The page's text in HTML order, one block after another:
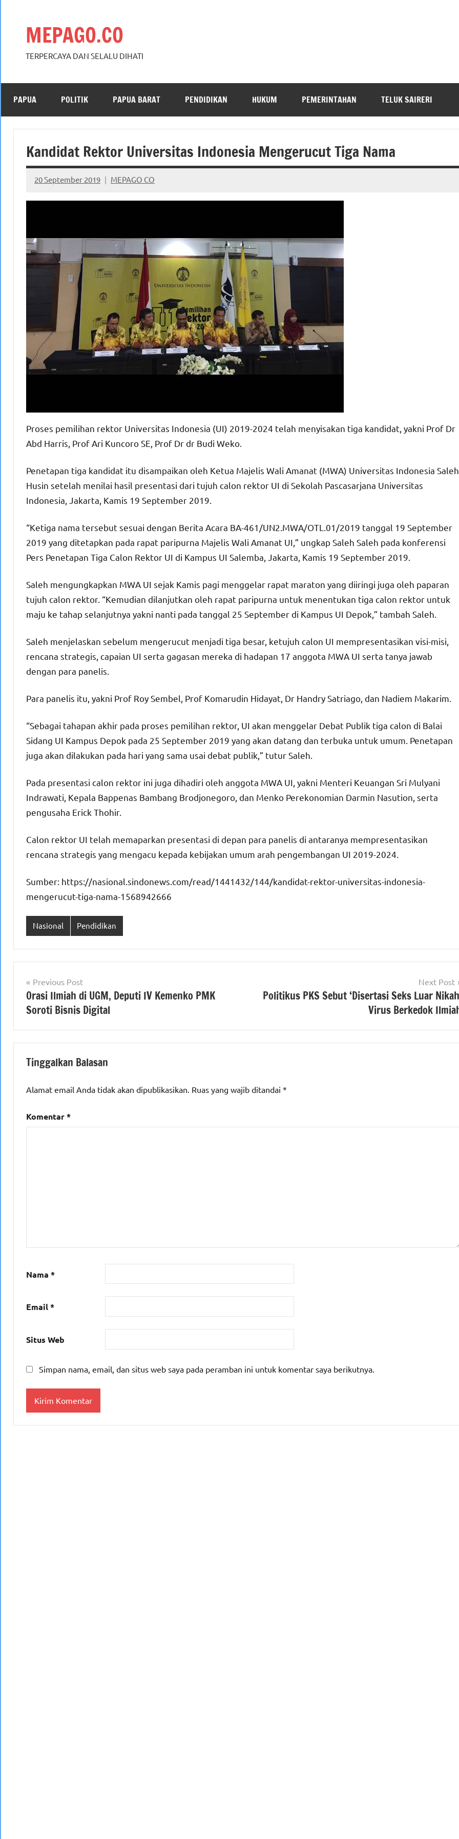
MEPAGO.CO
TERPERCAYA DAN SELALU DIHATI
PAPUA POLITIK PAPUA BARAT PENDIDIKAN HUKUM PEMERINTAHAN TELUK SAIRERI
Kandidat Rektor Universitas Indonesia Mengerucut Tiga Nama
20 September 2019 MEPAGO CO
No
comments
Proses pemilihan rektor Universitas Indonesia (UI) 2019-2024 telah menyisakan tiga kandidat, yakni Prof Dr
Abd Harris, Prof Ari Kuncoro SE, Prof Dr dr Budi Weko.
Penetapan tiga kandidat itu disampaikan oleh Ketua Majelis Wali Amanat (MWA) Universitas Indonesia Saleh
Husin setelah menilai hasil presentasi dari tujuh calon rektor UI di Sekolah Pascasarjana Universitas
Indonesia, Jakarta, Kamis 19 September 2019.
“Ketiga nama tersebut sesuai dengan Berita Acara BA-461/UN2.MWA/OTL.01/2019 tanggal 19 September
2019 yang ditetapkan pada rapat paripurna Majelis Wali Amanat UI,” ungkap Saleh Saleh pada konferensi
Pers Penetapan Tiga Calon Rektor UI di Kampus UI Salemba, Jakarta, Kamis 19 September 2019.
Saleh mengungkapkan MWA UI sejak Kamis pagi menggelar rapat maraton yang diiringi juga oleh paparan
tujuh calon rektor. “Kemudian dilanjutkan oleh rapat paripurna untuk menentukan tiga calon rektor untuk
maju ke tahap selanjutnya yakni nanti pada tanggal 25 September di Kampus UI Depok,” tambah Saleh.
Saleh menjelaskan sebelum mengerucut menjadi tiga besar, ketujuh calon UI mempresentasikan visi-misi,
rencana strategis, capaian UI serta gagasan mereka di hadapan 17 anggota MWA UI serta tanya jawab
dengan para panelis.
Para panelis itu, yakni Prof Roy Sembel, Prof Komarudin Hidayat, Dr Handry Satriago, dan Nadiem Makarim.
“Sebagai tahapan akhir pada proses pemilihan rektor, UI akan menggelar Debat Publik tiga calon di Balai
Sidang UI Kampus Depok pada 25 September 2019 yang akan datang dan terbuka untuk umum. Penetapan
juga akan dilakukan pada hari yang sama usai debat publik,” tutur Saleh.
Pada presentasi calon rektor ini juga dihadiri oleh anggota MWA UI, yakni Menteri Keuangan Sri Mulyani
Indrawati, Kepala Bappenas Bambang Brodjonegoro, dan Menko Perekonomian Darmin Nasution, serta
pengusaha Erick Thohir.
Calon rektor UI telah memaparkan presentasi di depan para panelis di antaranya mempresentasikan
rencana strategis yang mengacu kepada kebijakan umum arah pengembangan UI 2019-2024.
Sumber: https://nasional.sindonews.com/read/1441432/144/kandidat-rektor-universitas-indonesia-
mengerucut-tiga-nama-1568942666
Nasional Pendidikan
Navigasi
pos
Previous Post
Orasi Ilmiah di UGM, Deputi IV Kemenko PMK
Soroti Bisnis Digital
Next Post
Politikus PKS Sebut ‘Disertasi Seks Luar
Virus Berkedok
Tinggalkan Balasan
Alamat email Anda tidak akan dipublikasikan. Ruas yang wajib ditandai *
Komentar*
Nama *
Email*
Situs Web
Simpan nama, email, dan situs web saya pada peramban ini untuk komentar saya berikutnya.